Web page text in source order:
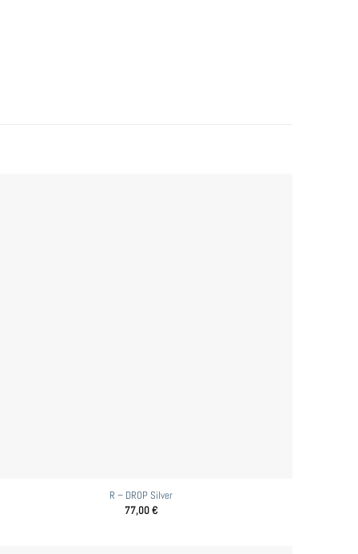
R – DROP Silver
77,00€